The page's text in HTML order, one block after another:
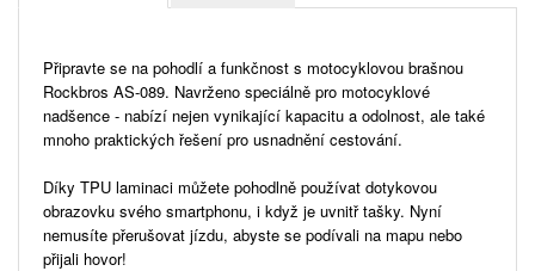
Připravte se na pohodlí a funkčnost s motocyklovou brašnou
Rockbros AS-089. Navrženo speciálně pro motocyklové
nadšence - nabízí nejen vynikající kapacitu a odolnost, ale také
mnoho praktických řešení pro usnadnění cestování.
Díky TPU laminaci můžete pohodlně používat dotykovou
obrazovku svého smartphonu, i když je uvnitř tašky. Nyní
nemusíte přerušovat jízdu, abyste se podívali na mapu nebo
přijali hovor!